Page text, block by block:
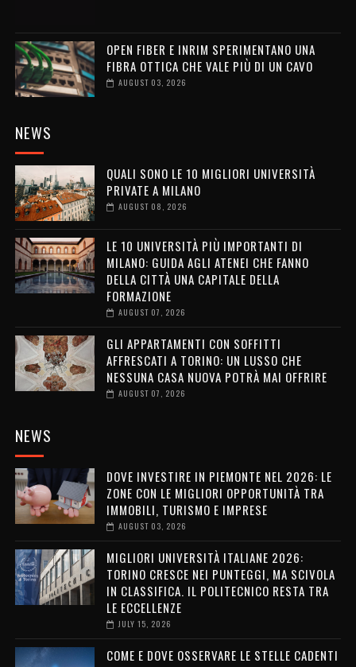
OPEN FIBER E INRIM SPERIMENTANO UNA
FIBRA OTTICA CHE VALE PIÙ DI UN CAVO
AUGUST 03, 2026
NEWS
QUALI SONO LE 10 MIGLIORI UNIVERSITÀ
PRIVATE A MILANO
AUGUST 08, 2026
LE 10 UNIVERSITÀ PIÙ IMPORTANTI DI
MILANO: GUIDA AGLI ATENEI CHE FANNO
DELLA CITTÀ UNA CAPITALE DELLA
FORMAZIONE
AUGUST 07, 2026
GLI APPARTAMENTI CON SOFFITTI
AFFRESCATI A TORINO: UN LUSSO CHE
NESSUNA CASA NUOVA POTRÀ MAI OFFRIRE
AUGUST 07, 2026
NEWS
DOVE INVESTIRE IN PIEMONTE NEL 2026: LE
ZONE CON LE MIGLIORI OPPORTUNITÀ TRA
IMMOBILI, TURISMO E IMPRESE
AUGUST 03, 2026
MIGLIORI UNIVERSITÀ ITALIANE 2026:
TORINO CRESCE NEI PUNTEGGI, MA SCIVOLA
IN CLASSIFICA. IL POLITECNICO RESTA TRA
LE ECCELLENZE
JULY 15, 2026
COME E DOVE OSSERVARE LE STELLE CADENTI